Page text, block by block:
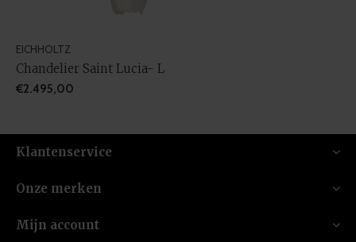
EICHHOLTZ
Chandelier Saint Lucia- L
€2.495,00
Klantenservice
Onze merken
Mijn account